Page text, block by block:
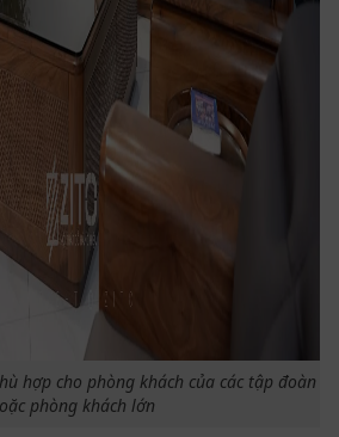
hợp cho phòng khách của các tập đoàn
phòng khách lớn